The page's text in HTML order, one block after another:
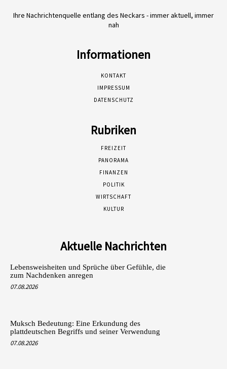
Ihre Nachrichtenquelle entlang des Neckars - immer aktuell, immer
nah
Informationen
KONTAKT
IMPRESSUM
DATENSCHUTZ
Rubriken
FREIZEIT
PANORAMA
FINANZEN
POLITIK
WIRTSCHAFT
KULTUR
Aktuelle Nachrichten
Lebensweisheiten und Sprüche über Gefühle, die
zum Nachdenken anregen
07.08.2026
Muksch Bedeutung: Eine Erkundung des
plattdeutschen Begriffs und seiner Verwendung
07.08.2026